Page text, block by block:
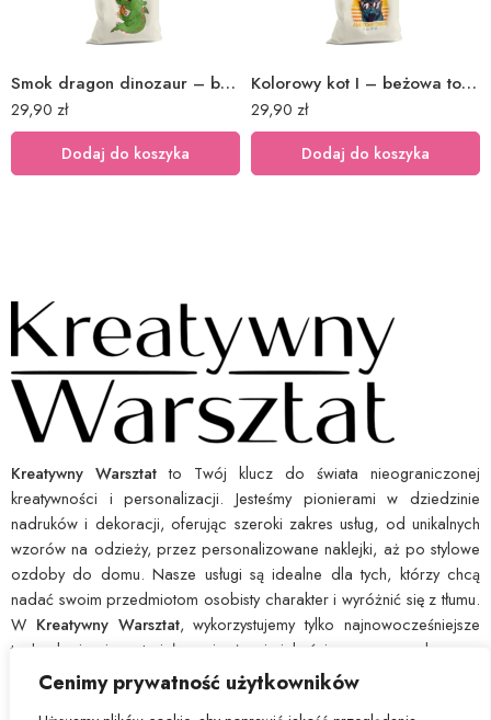
Cenimy prywatność użytkowników
Smok dragon dinozaur – beżowa torba bawełniana z nadrukiem
29,90 zł
Dodaj do koszyka
Kolorowy kot I – beżowa torba bawełniana z nadrukiem
29,90 zł
Dodaj do koszyka
Kreatywny Warsztat to Twój klucz do świata nieograniczonej
kreatywności i personalizacji. Jesteśmy pionierami w dziedzinie
nadruków i dekoracji, oferując szeroki zakres usług, od unikalnych
wzorów na odzieży, przez personalizowane naklejki, aż po stylowe
ozdoby do domu. Nasze usługi są idealne dla tych, którzy chcą
nadać swoim przedmiotom osobisty charakter i wyróżnić się z tłumu.
W Kreatywny Warsztat, wykorzystujemy tylko najnowocześniejsze
technologie i materiały najwyższej jakości, co pozwala nam
zagwarantować wytrzymałość i ostrość każdego nadruku. Dajemy Ci
narzędzia, byś mógł łatwo wyrazić swoją indywidualność i ożywić